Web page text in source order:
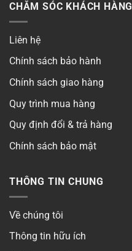
CHĂM SÓC KHÁCH HÀNG
Liên hệ
Chính sách bảo hành
Chính sách giao hàng
Quy trình mua hàng
Quy định đổi & trả hàng
Chính sách bảo mật
THÔNG TIN CHUNG
Về chúng tôi
Thông tin hữu ích